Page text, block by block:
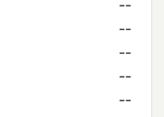
--
--
--
--
--